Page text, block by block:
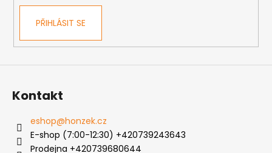
u
PŘIHLÁSIT SE
Kontakt
eshop@honzek.cz
E-shop (7:00-12:30) +420739243643
Prodejna +420739680644